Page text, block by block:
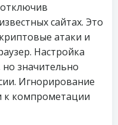
сайтах. Это
атаки и
Настройка
значительно
Игнорирование
к компрометации